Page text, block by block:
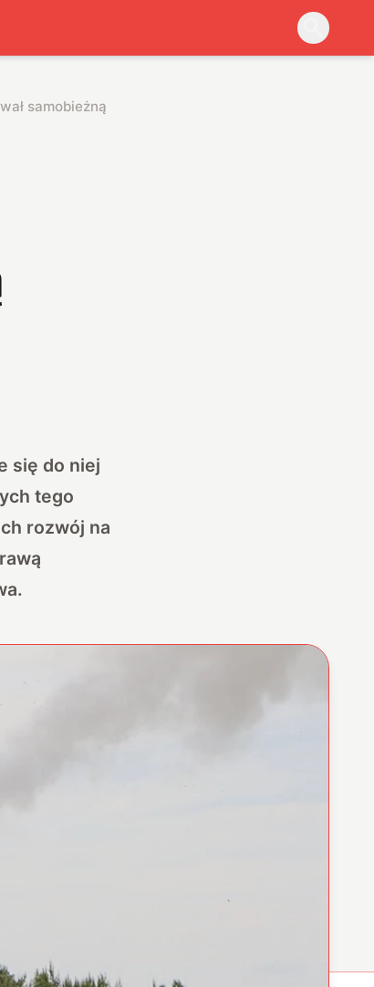
samobieżną 2S43 Małwa
się do niej
tego
rozwój na